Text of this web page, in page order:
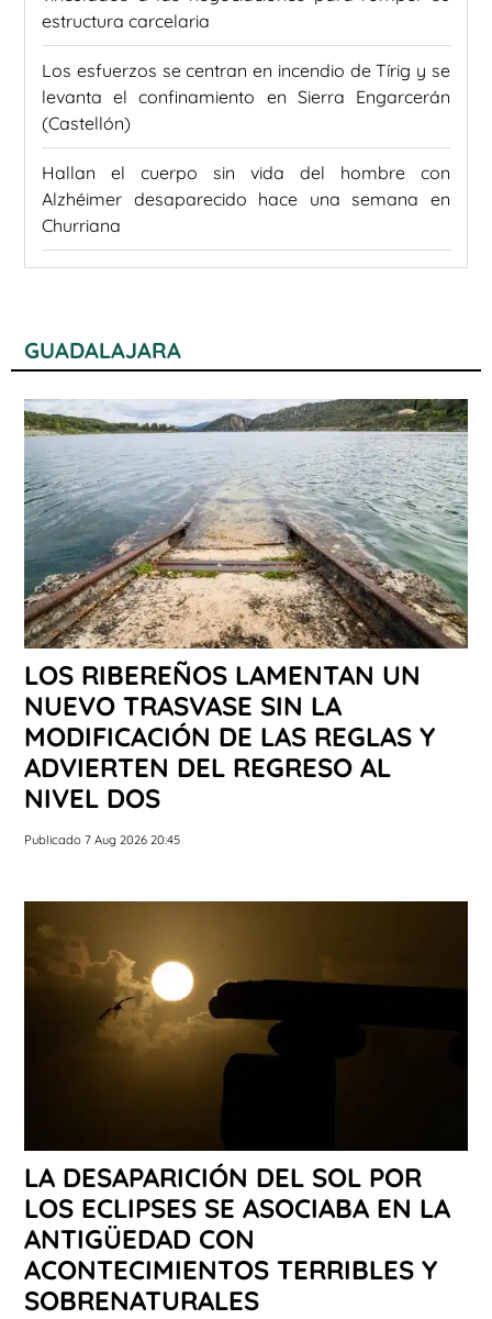
estructura carcelaria
Los esfuerzos se centran en incendio de Tírig y se
levanta el confinamiento en Sierra Engarcerán
(Castellón)
Hallan el cuerpo sin vida del hombre con
Alzhéimer desaparecido hace una semana en
Churriana
GUADALAJARA
LOS RIBEREÑOS LAMENTAN UN
NUEVO TRASVASE SIN LA
MODIFICACIÓN DE LAS REGLAS Y
ADVIERTEN DEL REGRESO AL
NIVEL DOS
Publicado 7 Aug 2026 20:45
LA DESAPARICIÓN DEL SOL POR
LOS ECLIPSES SE ASOCIABA EN LA
ANTIGÜEDAD CON
ACONTECIMIENTOS TERRIBLES Y
SOBRENATURALES